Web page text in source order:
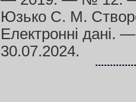
Юзько С. М.
Електронні дані.
30.07.2024.